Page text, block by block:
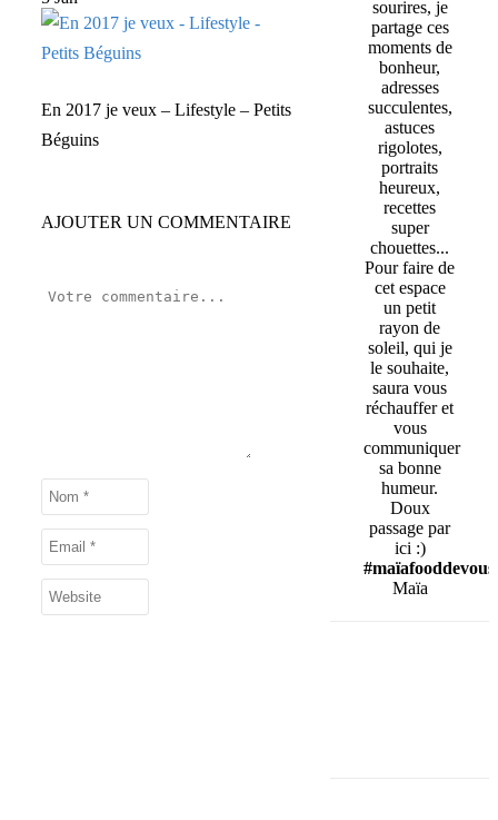
En 2017 je veux – Lifestyle – Petits
Béguins
AJOUTER UN COMMENTAIRE
sourires, je
partage ces
moments de
bonheur,
adresses
succulentes,
astuces
rigolotes,
portraits
heureux,
recettes
super
chouettes...
Pour faire de
cet espace
un petit
rayon de
soleil, qui je
le souhaite,
saura vous
réchauffer et
vous
communiquer
sa bonne
humeur.
Doux
passage par
ici :)
#maïafooddevous
Maïa